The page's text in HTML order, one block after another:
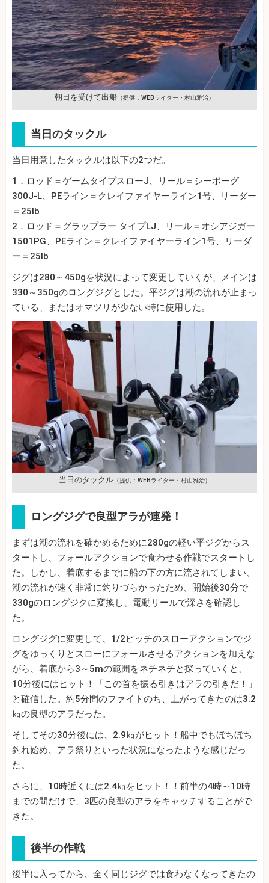
朝日を受けて出船 （提供：WEBライター・村山雅治）
当日のタックル
当日用意したタックルは以下の2つだ。
1．ロッド＝ゲームタイプスローJ、リール＝シーボーグ
300J-L、PEライン＝クレイファイヤーライン1号、リーダー
＝25lb
2．ロッド＝グラップラー タイプLJ、リール＝オシアジガー
1501PG、PEライン＝クレイファイヤーライン1号、リーダ
ー＝25lb
ジグは280～450gを状況によって変更していくが、メインは
330～350gのロングジグとした。平ジグは潮の流れが止まっ
ている、またはオマツリが少ない時に使用した。
当日のタックル（提供：WEBライター・村山雅治）
ロングジグで良型アラが連発！
まずは潮の流れを確かめるために280gの軽い平ジグからス
タートし、フォールアクションで食わせる作戦でスタートし
た。しかし、着底するまでに船の下の方に流されてしまい、
潮の流れが速く非常に釣りづらかったため、開始後30分で
330gのロングジクに変換し、電動リールで深さを確認し
た。
ロングジグに変更して、1/2ピッチのスローアクションでジ
グをゆっくりとスローにフォールさせるアクションを加えな
がら、着底から3～5mの範囲をネチネチと探っていくと、
10分後にはヒット！「この首を振る引きはアラの引きだ！」
と確信した。約5分間のファイトのち、上がってきたのは3.2
㎏の良型のアラだった。
そしてその30分後には、2.9㎏がヒット！船中でもぼちぼち
釣れ始め、アラ祭りといった状況になったような感じだっ
た。
さらに、10時近くには2.4㎏をヒット！！前半の4時～10時
までの間だけで、3匹の良型のアラをキャッチすることがで
きた。
後半の作戦
後半に入ってから、全く同じジグでは食わなくなってきたの